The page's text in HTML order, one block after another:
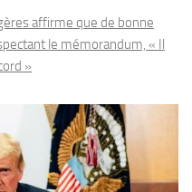
affirme que de bonne
le mémorandum, « Il
»